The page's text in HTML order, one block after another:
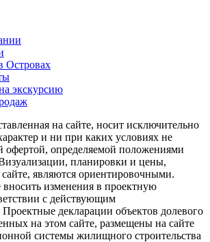
Островах
экскурсию
на сайте, носит исключительно
и ни при каких условиях не
офертой, определяемой положениями
планировки и цены,
являются ориентировочными.
изменения в проектную
с действующим
Проектные декларации объектов долевого
на этом сайте, размещены на сайте
системы жилищного строительства